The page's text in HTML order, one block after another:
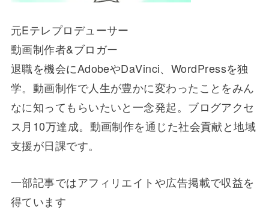
元Eテレプロデューサー
動画制作者&ブロガー
退職を機会にAdobeやDaVinci、WordPressを独
学。動画制作で人生が豊かに変わったことをみん
なに知ってもらいたいと一念発起。ブログアクセ
ス月10万達成。動画制作を通じた社会貢献と地域
支援が日課です。
一部記事ではアフィリエイトや広告掲載で収益を
得ています